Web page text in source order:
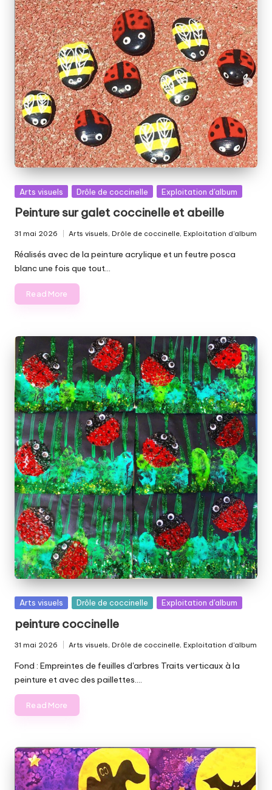
Posted
Arts visuels Drôle de coccinelle Exploitation d'album
Peinture sur galet coccinelle et abeille
31 mai 2026
Posted
in
Arts visuels,Drôle de coccinelle,Exploitation d'album
Réalisés avec de la peinture acrylique et un feutre posca
blanc une fois que tout…
Read More
Posted
Arts visuels Drôle de coccinelle Exploitation d'album
peinture coccinelle
31 mai 2026
Posted
in
Arts visuels,Drôle de coccinelle,Exploitation d'album
Fond : Empreintes de feuilles d'arbres Traits verticaux à la
peinture et avec des paillettes.…
Read More